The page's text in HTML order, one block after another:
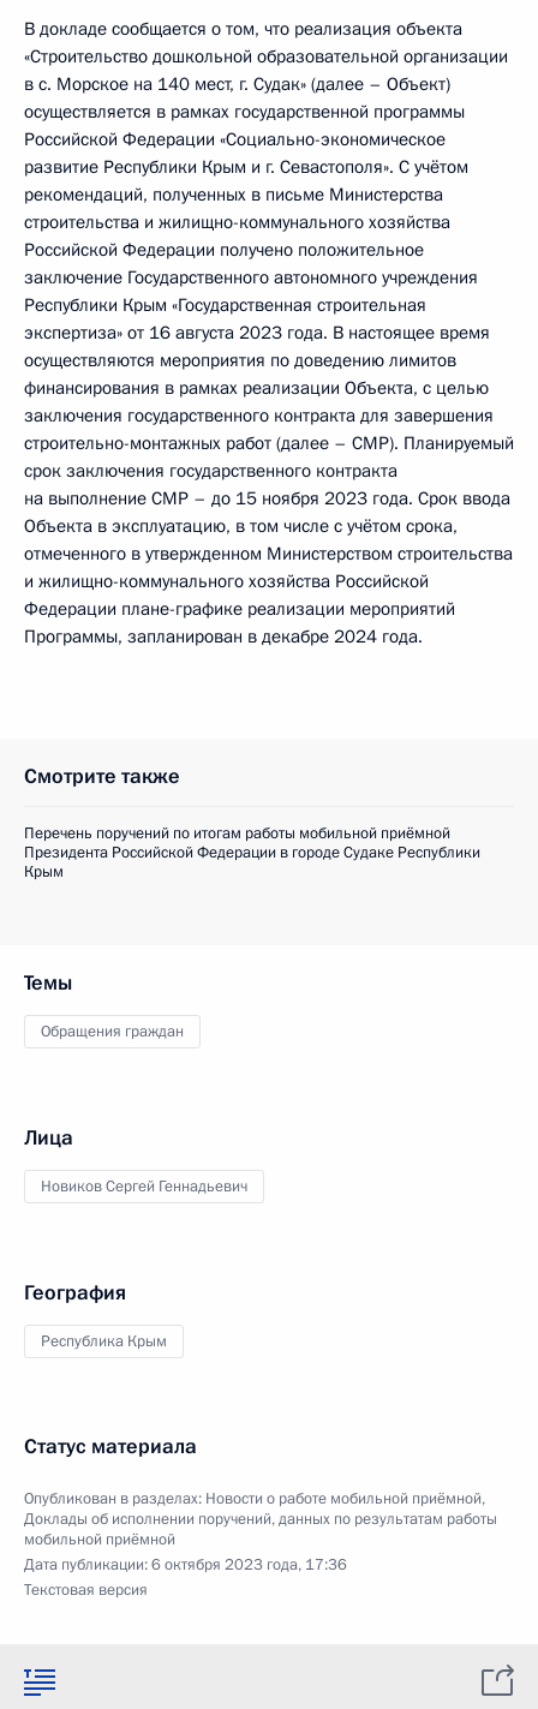
В докладе сообщается о том, что реализация объекта
«Строительство дошкольной образовательной организации
в с. Морское на 140 мест, г. Судак» (далее – Объект)
осуществляется в рамках государственной программы
Российской Федерации «Социально-экономическое
развитие Республики Крым и г. Севастополя». С учётом
рекомендаций, полученных в письме Министерства
строительства и жилищно-коммунального хозяйства
Российской Федерации получено положительное
заключение Государственного автономного учреждения
Республики Крым «Государственная строительная
экспертиза» от 16 августа 2023 года. В настоящее время
осуществляются мероприятия по доведению лимитов
финансирования в рамках реализации Объекта, с целью
заключения государственного контракта для завершения
строительно-монтажных работ (далее – СМР). Планируемый
срок заключения государственного контракта
на выполнение СМР – до 15 ноября 2023 года. Срок ввода
Объекта в эксплуатацию, в том числе с учётом срока,
отмеченного в утвержденном Министерством строительства
и жилищно-коммунального хозяйства Российской
Федерации плане-графике реализации мероприятий
Программы, запланирован в декабре 2024 года.
Смотрите также
Перечень поручений по итогам работы мобильной приёмной
Президента Российской Федерации в городе Судаке Республики
Крым
Темы
Обращения граждан
Лица
Новиков Сергей Геннадьевич
География
Республика Крым
Статус материала
Опубликован в разделах: Новости о работе мобильной приёмной,
Доклады об исполнении поручений, данных по результатам работы
мобильной приёмной
Дата публикации:6 октября 2023 года, 17:36
Текстовая версия